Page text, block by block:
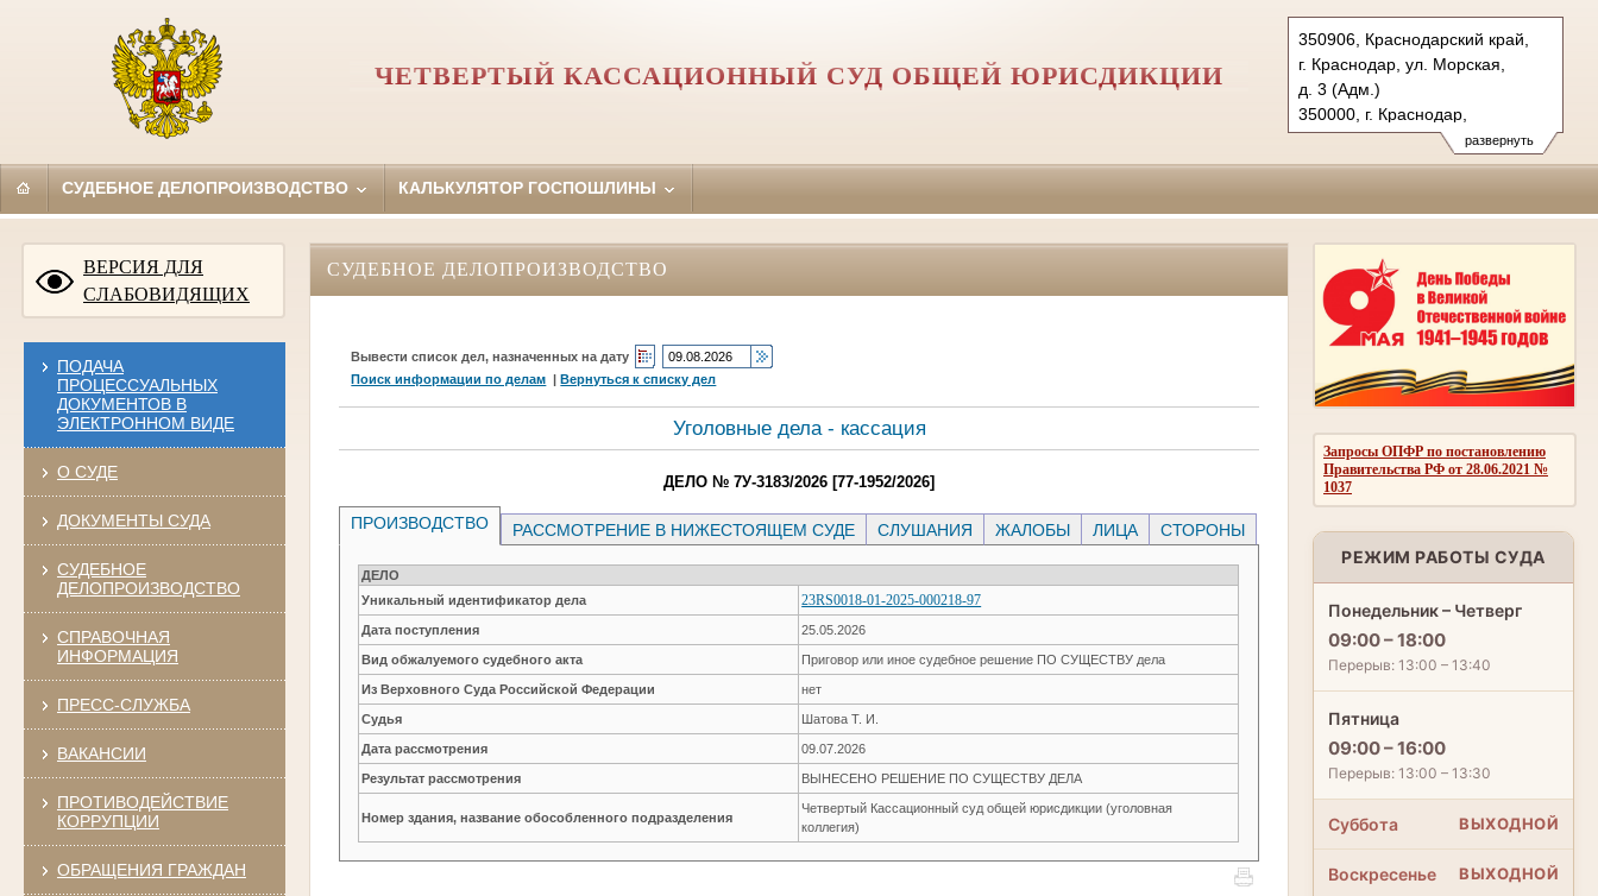
развернуть
350906, Краснодарский край,
г. Краснодар, ул. Морская,
д. 3 (Адм.)
350000, г. Краснодар,
ул. Красная, д.113 (Уг.)
350907, г. Краснодар,
Тел.: (861) 219-24-00
ЧЕТВЕРТЫЙ КАССАЦИОННЫЙ СУД ОБЩЕЙ ЮРИСДИКЦИИ
СУДЕБНОЕ ДЕЛОПРОИЗВОДСТВО КАЛЬКУЛЯТОР ГОСПОШЛИНЫ
ВЕРСИЯ ДЛЯ
СЛАБОВИДЯЩИХ
ПОДАЧА
ПРОЦЕССУАЛЬНЫХ
ДОКУМЕНТОВ В
ЭЛЕКТРОННОМ ВИДЕ
О СУДЕ
ДОКУМЕНТЫ СУДА
СУДЕБНОЕ
ДЕЛОПРОИЗВОДСТВО
СПРАВОЧНАЯ
ИНФОРМАЦИЯ
ПРЕСС-СЛУЖБА
ВАКАНСИИ
ПРОТИВОДЕЙСТВИЕ
КОРРУПЦИИ
ОБРАЩЕНИЯ ГРАЖДАН
Запросы ОПФР по постановлению
Правительства РФ от 28.06.2021 №
1037
РЕЖИМ РАБОТЫ СУДА
Понедельник – Четверг
09:00 – 18:00
Перерыв: 13:00 – 13:40
Пятница
09:00 – 16:00
Перерыв: 13:00 – 13:30
Суббота ВЫХОДНОЙ
Воскресенье ВЫХОДНОЙ
СУДЕБНОЕ ДЕЛОПРОИЗВОДСТВО
Вывести список дел, назначенных на дату
Поиск информации по делам |Вернуться к списку дел
Уголовные дела - кассация
ДЕЛО № 7У-3183/2026 [77-1952/2026]
ПРОИЗВОДСТВО РАССМОТРЕНИЕ В НИЖЕСТОЯЩЕМ СУДЕ СЛУШАНИЯ ЖАЛОБЫ ЛИЦА СТОРОНЫ
ДЕЛО
Уникальный идентификатор дела
23RS0018-01-2025-000218-97
Дата поступления 25.05.2026
Вид обжалуемого судебного акта Приговор или иное судебное решение ПО СУЩЕСТВУ дела
Из Верховного Суда Российской Федерации нет
Судья Шатова Т. И.
Дата рассмотрения 09.07.2026
Результат рассмотрения ВЫНЕСЕНО РЕШЕНИЕ ПО СУЩЕСТВУ ДЕЛА
Номер здания, название обособленного подразделения
Четвертый Кассационный суд общей юрисдикции (уголовная
коллегия)